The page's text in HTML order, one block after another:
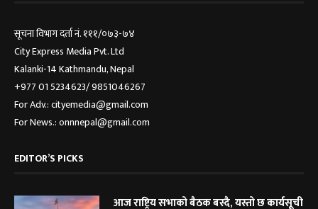
सूचना विभाग दर्ता नं. १११/०७३-७४
City Express Media Pvt. Ltd
Kalanki-14 Kathmandu, Nepal
+977 01 5234623/ 9851046267
For Adv.: cityemedia@gmail.com
For News.: onnnepal@gmail.com
EDITOR’S PICKS
आज राष्ट्रिय सभाको बैठक बस्दै, यस्तो छ कार्यसूची